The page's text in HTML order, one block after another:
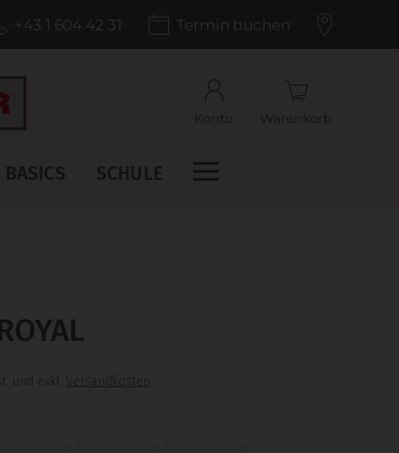
+43 1 604 42 31 Termin buchen
Konto
Warenkorb
BASICS SCHULE
und exkl. Versandkosten